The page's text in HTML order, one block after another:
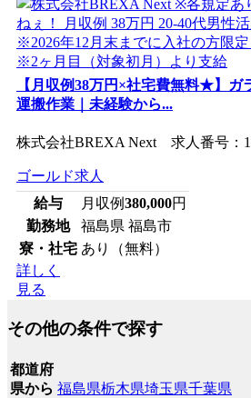
【月収例38万円×社宅費無料★】ガ
運搬作業｜未経験から...
株式会社BREXA Next 求人番号：
ゴールド求人
給与
月収例380,000円
勤務地
福島県 福島市
寮・社宅 あり（無料）
詳しく
見る
その他の条件で探す
都道府
県から 福島県栃木県埼玉県千葉県